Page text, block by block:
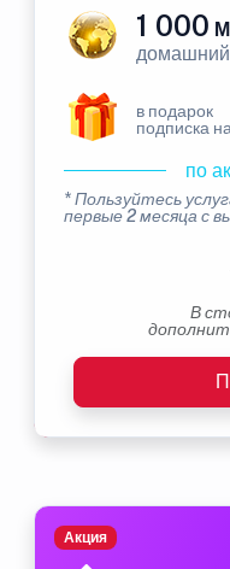
1 000
домашний
в подарок
подписка
по
* Пользуйтесь
первые 2 месяца с
В
Акция